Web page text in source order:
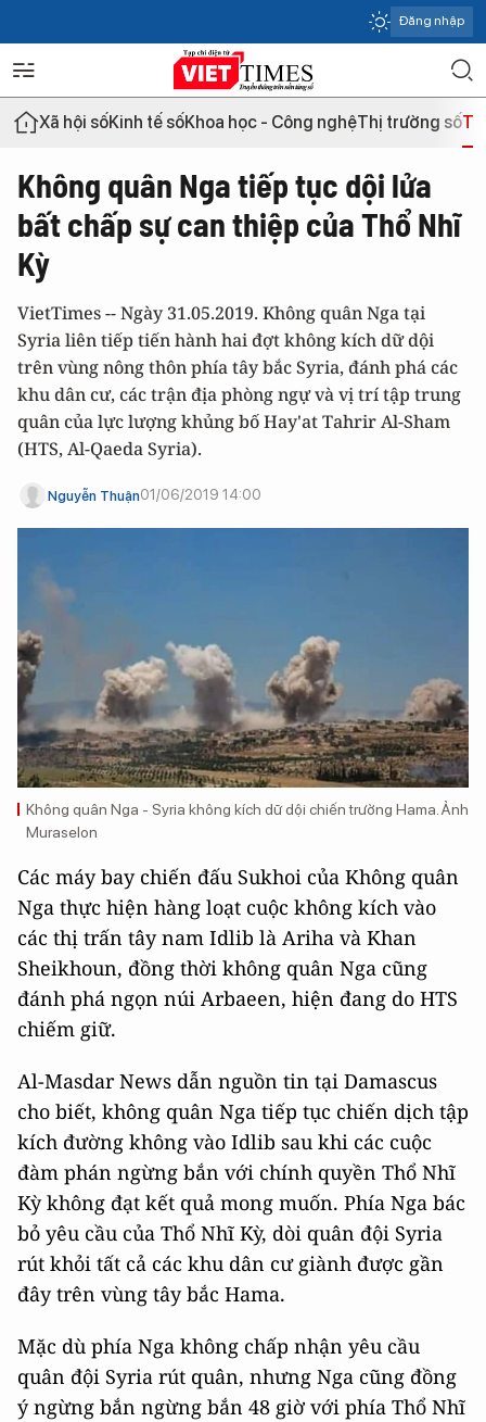
Đăng nhập
Xã hội sốKinh tế sốKhoa học - Công nghệThị trường số
Không quân Nga tiếp tục dội lửa
bất chấp sự can thiệp của Thổ Nhĩ
Kỳ
VietTimes -- Ngày 31.05.2019. Không quân Nga tại
Syria liên tiếp tiến hành hai đợt không kích dữ dội
trên vùng nông thôn phía tây bắc Syria, đánh phá các
khu dân cư, các trận địa phòng ngự và vị trí tập trung
quân của lực lượng khủng bố Hay'at Tahrir Al-Sham
(HTS, Al-Qaeda Syria).
Nguyễn Thuận01/06/2019 14:00
Không quân Nga - Syria không kích dữ dội chiến trường Hama. Ảnh
Muraselon
Các máy bay chiến đấu Sukhoi của Không quân
Nga thực hiện hàng loạt cuộc không kích vào
các thị trấn tây nam Idlib là Ariha và Khan
Sheikhoun, đồng thời không quân Nga cũng
đánh phá ngọn núi Arbaeen, hiện đang do HTS
chiếm giữ.
Al-Masdar News dẫn nguồn tin tại Damascus
cho biết, không quân Nga tiếp tục chiến dịch tập
kích đường không vào Idlib sau khi các cuộc
đàm phán ngừng bắn với chính quyền Thổ Nhĩ
Kỳ không đạt kết quả mong muốn. Phía Nga bác
bỏ yêu cầu của Thổ Nhĩ Kỳ, dòi quân đội Syria
rút khỏi tất cả các khu dân cư giành được gần
đây trên vùng tây bắc Hama.
Mặc dù phía Nga không chấp nhận yêu cầu
quân đội Syria rút quân, nhưng Nga cũng đồng
ý ngừng bắn ngừng bắn 48 giờ với phía Thổ Nhĩ